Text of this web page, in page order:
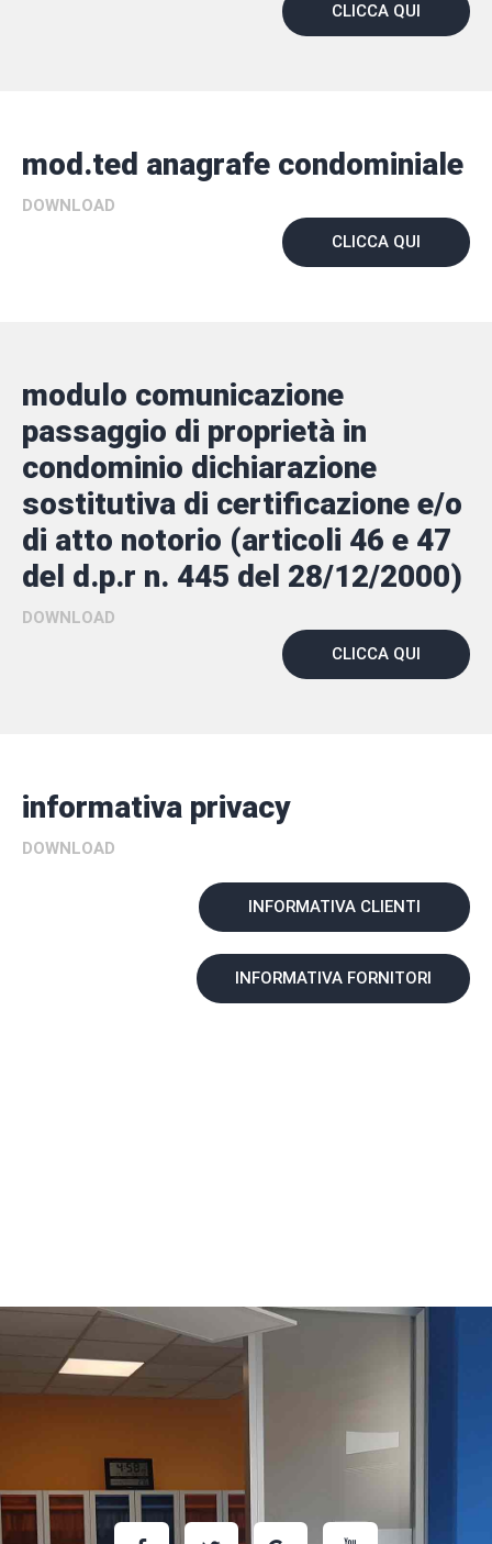
CLICCA QUI
mod.ted anagrafe condominiale
DOWNLOAD
CLICCA QUI
modulo comunicazione
passaggio di proprietà in
condominio dichiarazione
sostitutiva di certificazione e/o
di atto notorio (articoli 46 e 47
del d.p.r n. 445 del 28/12/2000)
DOWNLOAD
CLICCA QUI
informativa privacy
DOWNLOAD
INFORMATIVA CLIENTI
INFORMATIVA FORNITORI